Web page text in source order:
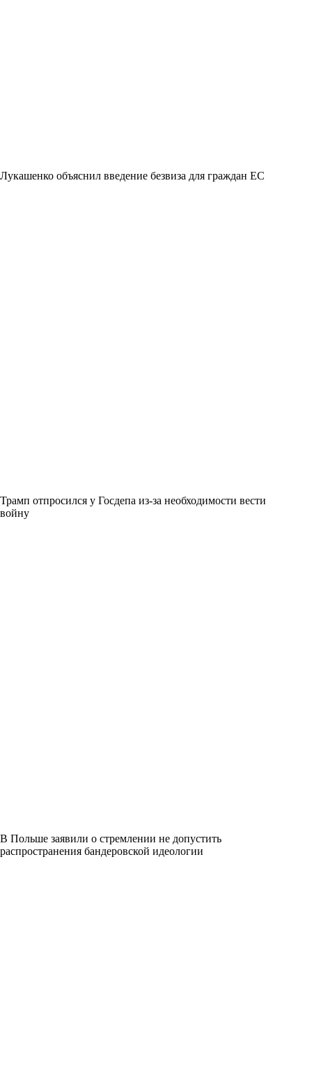
Лукашенко объяснил введение безвиза для граждан ЕС
Трамп отпросился у Госдепа из-за необходимости вести
войну
В Польше заявили о стремлении не допустить
распространения бандеровской идеологии